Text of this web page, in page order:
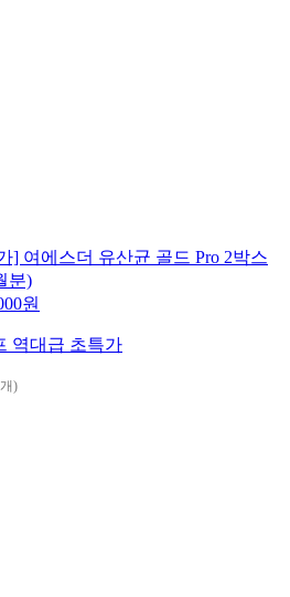
] 여에스더 유산균 골드 Pro 2박스
분)
원
역대급 초특가
)